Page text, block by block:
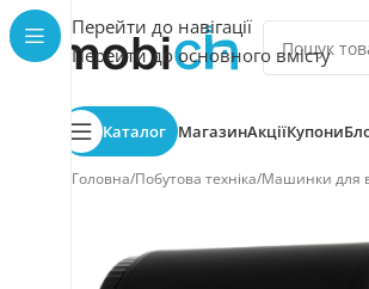
Перейти до навігації
Перейти до основного вмісту
Каталог МагазинАкціїКупони
Головна/Побутова техніка/Машинки для